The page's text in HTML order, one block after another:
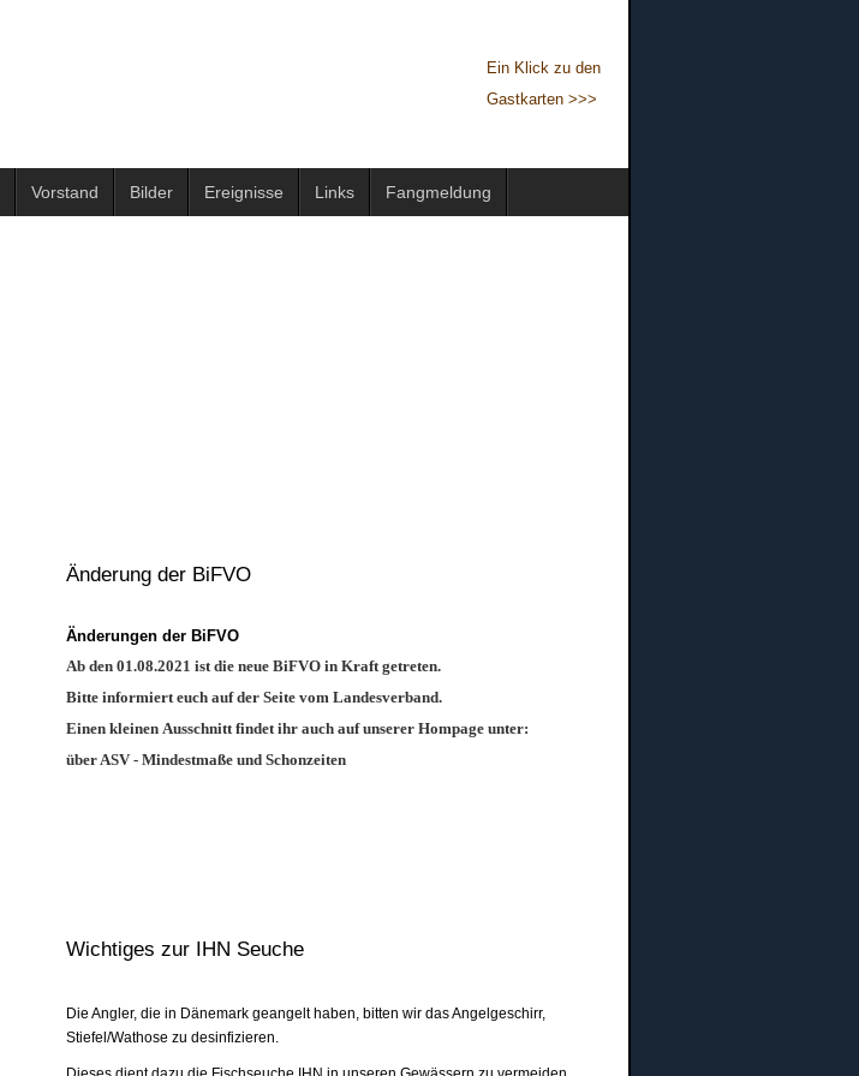
Ein Klick zu den
Gastkarten >>>
Vorstand Bilder Ereignisse Links Fangmeldung
Änderung der BiFVO
Änderungen der BiFVO
Ab den 01.08.2021 ist die neue BiFVO in Kraft getreten.
Bitte informiert euch auf der Seite vom Landesverband.
Einen kleinen Ausschnitt findet ihr auch auf unserer Hompage unter:
über ASV - Mindestmaße und Schonzeiten
Wichtiges zur IHN Seuche
Die Angler, die in Dänemark geangelt haben, bitten wir das Angelgeschirr,
Stiefel/Wathose zu desinfizieren.